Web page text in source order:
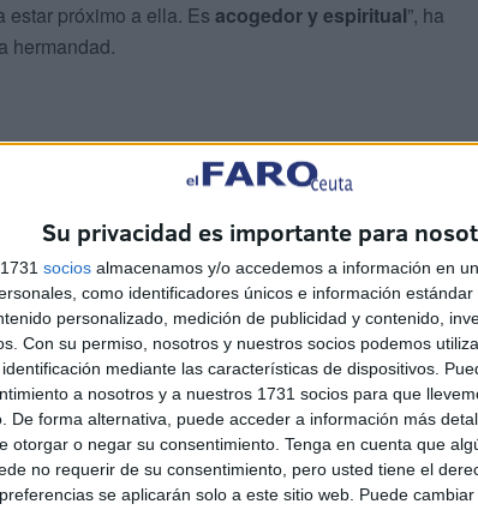
Su privacidad es importante para
socios almacenamos y/o accedemos a información en
como identificadores únicos e información
personalizado, medición de publicidad y contenido,
Con su permiso, nosotros y nuestros socios podemos
mediante las características de dispositivos.
a nosotros y a nuestros 1731 socios para que
De forma alternativa, puede acceder a información más
otorgar o negar su consentimiento. Tenga en cuenta que
no requerir de su consentimiento, pero usted tiene el
se aplicarán solo a este sitio web. Puede
estar próximo a ella. Es acogedor y espiritual”, ha
hermandad.
le han rendido su fe, durante el fin de semana
elbesamanos tradicional. Normalmente siempre
se ha decidido ampliar el horario”, ha matizado.
A las ocho de la tarde se rezó el santo rosario. Nos
y feligreses le entregaronuna ofrenda floral